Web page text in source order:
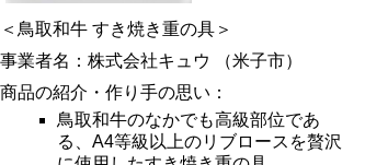
＜鳥取和牛 すき焼き重の具＞
事業者名：株式会社キュウ （米子市）
商品の紹介・作り手の思い：
鳥取和牛のなかでも高級部位であ
る、A4等級以上のリブロースを贅沢